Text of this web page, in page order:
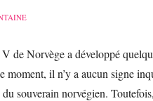
de Norvège a développé
moment, il n’y a aucun signe
du souverain norvégien.